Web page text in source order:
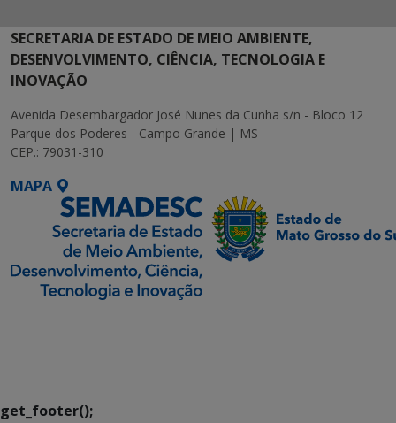
SECRETARIA DE ESTADO DE MEIO AMBIENTE,
DESENVOLVIMENTO, CIÊNCIA, TECNOLOGIA E
INOVAÇÃO
Avenida Desembargador José Nunes da Cunha s/n - Bloco 12
Parque dos Poderes - Campo Grande | MS
CEP.: 79031-310
MAPA
get_footer();